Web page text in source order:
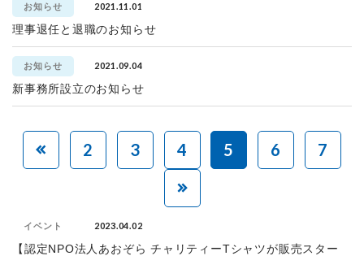
お知らせ 2021.11.01
理事退任と退職のお知らせ
お知らせ 2021.09.04
新事務所設立のお知らせ
2 3 4 5 6 7
イベント 2023.04.02
【認定NPO法人あおぞら チャリティーTシャツが販売スター